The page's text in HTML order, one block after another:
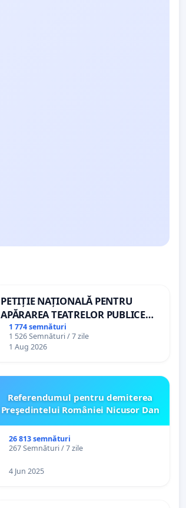
PETIȚIE NAȚIONALĂ PENTRU
APĂRAREA TEATRELOR PUBLICE
DE REPERTORIU DIN ROMÂNIA
1 774 semnături
1 526 Semnături / 7 zile
1 Aug 2026
Referendumul pentru demiterea
Preşedintelui României Nicusor Dan
26 813 semnături
267 Semnături / 7 zile
4 Jun 2025